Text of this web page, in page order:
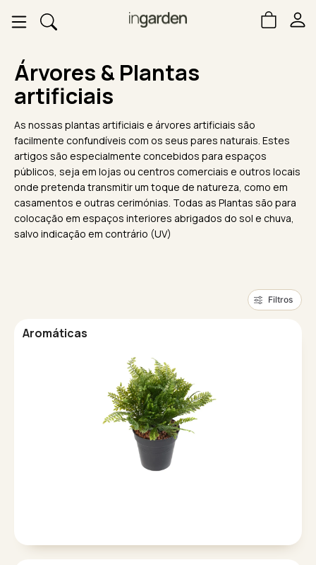
Árvores & Plantas
artificiais
As nossas plantas artificiais e árvores artificiais são
facilmente confundíveis com os seus pares naturais. Estes
artigos são especialmente concebidos para espaços
públicos, seja em lojas ou centros comerciais e outros locais
onde pretenda transmitir um toque de natureza, como em
casamentos e outras cerimónias. Todas as Plantas são para
colocação em espaços interiores abrigados do sol e chuva,
salvo indicação em contrário (UV)
Filtros
Aromáticas